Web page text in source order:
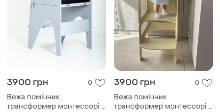
3900 грн 0
Вежа помічник
трансформер монтессорі 3
3900 грн 0
Вежа помічник
трансформер монтессорі 3